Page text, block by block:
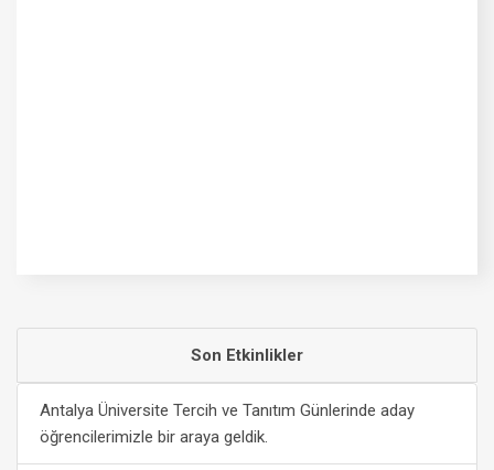
Son Etkinlikler
Antalya Üniversite Tercih ve Tanıtım Günlerinde aday
öğrencilerimizle bir araya geldik.